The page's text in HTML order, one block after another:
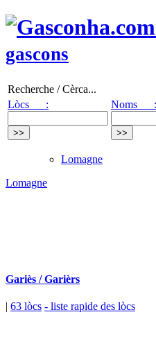
gascons
Recherche / Cèrca...
Lòcs :
Noms :
Lomagne
Lomagne
Gariès / Garièrs
| 63 lòcs - liste rapide des lòcs